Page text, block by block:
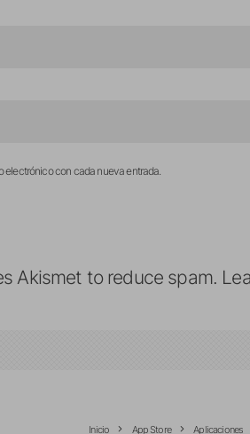
electrónico con cada nueva entrada.
Akismet to reduce spam.
Inicio App Store Aplicaciones